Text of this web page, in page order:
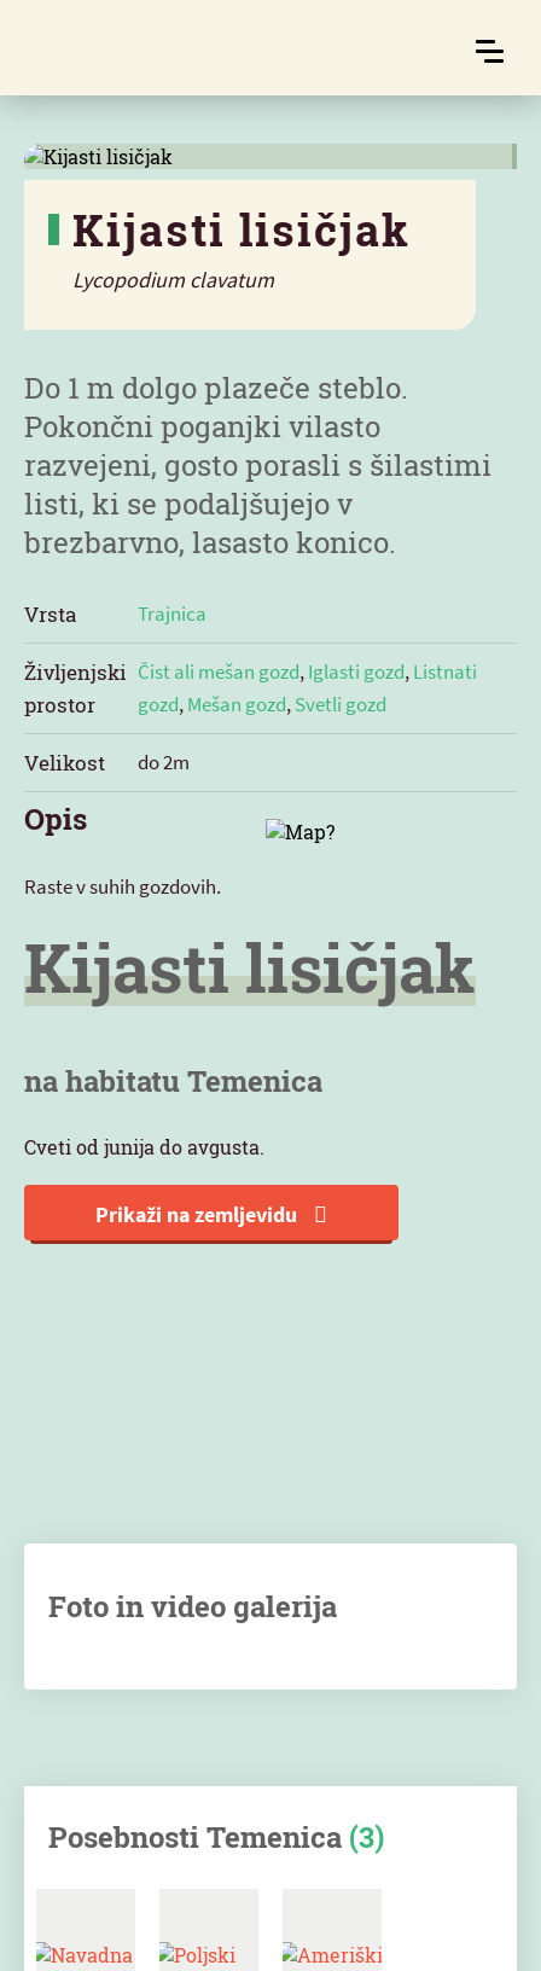
Kijasti lisičjak
Lycopodium clavatum
Do 1 m dolgo plazeče steblo.
Pokončni poganjki vilasto
razvejeni, gosto porasli s šilastimi
listi, ki se podaljšujejo v
brezbarvno, lasasto konico.
Vrsta Trajnica
Življenjski
prostor
Čist ali mešan gozd,Iglasti gozd,Listnati
gozd,Mešan gozd,Svetli gozd
Velikost do 2m
Opis
Raste v suhih gozdovih.
Kijasti lisičjak
na habitatu Temenica
Cveti od junija do avgusta.
Prikaži na zemljevidu
Foto in video galerija
Posebnosti Temenica (3)